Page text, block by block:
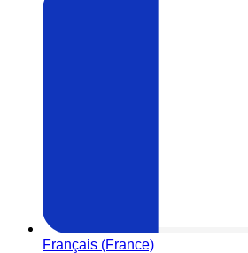
Français (France)